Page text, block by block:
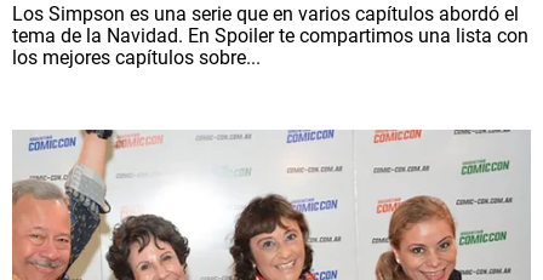
Los Simpson es una serie que en varios capítulos abordó el
tema de la Navidad. En Spoiler te compartimos una lista con
los mejores capítulos sobre...